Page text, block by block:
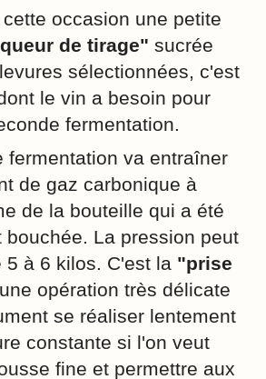
occasion une petite
de tirage" sucrée
sélectionnées, c'est
le vin a besoin pour
fermentation.
fermentation va entraîner
de gaz carbonique à
de la bouteille qui a été
bouchée. La pression peut
5 à 6 kilos. C'est la "prise
opération très délicate
se réaliser lentement
constante si l'on veut
fine et permettre aux